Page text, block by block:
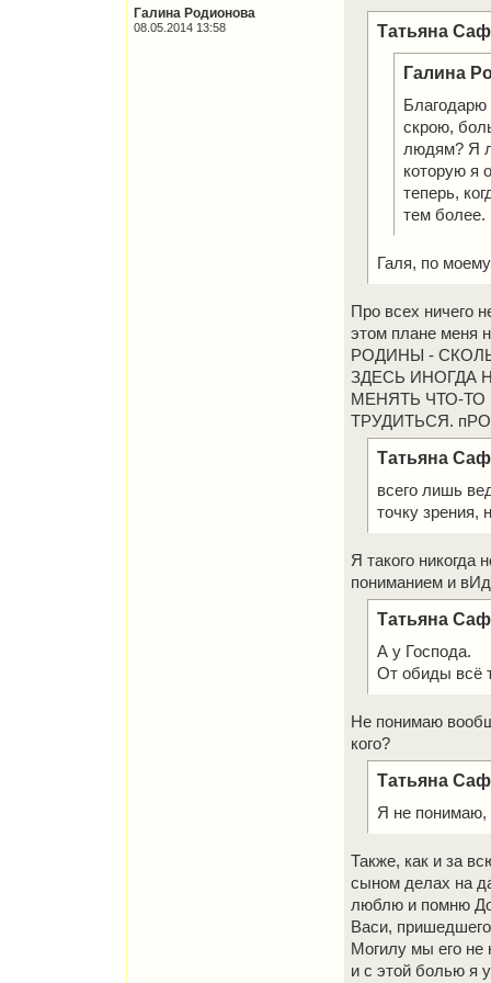
Галина Родионова
08.05.2014 13:58 Татьяна
Галина
Благодарю
скрою,
людям? Я
которую я
теперь,
тем более.
Галя, по
Про всех ничего
этом плане меня
РОДИНЫ -
ЗДЕСЬ ИНОГДА
МЕНЯТЬ ЧТО-
ТРУДИТЬСЯ.
Татьяна
всего лишь
точку зрения,
Я такого
пониманием и
Татьяна
А у Господа.
От обиды всё
Не понимаю
кого?
Татьяна
Я не понимаю,
Также, как и за
сыном делах на
люблю и помню
Васи,
Могилу мы его не
и с этой болью я